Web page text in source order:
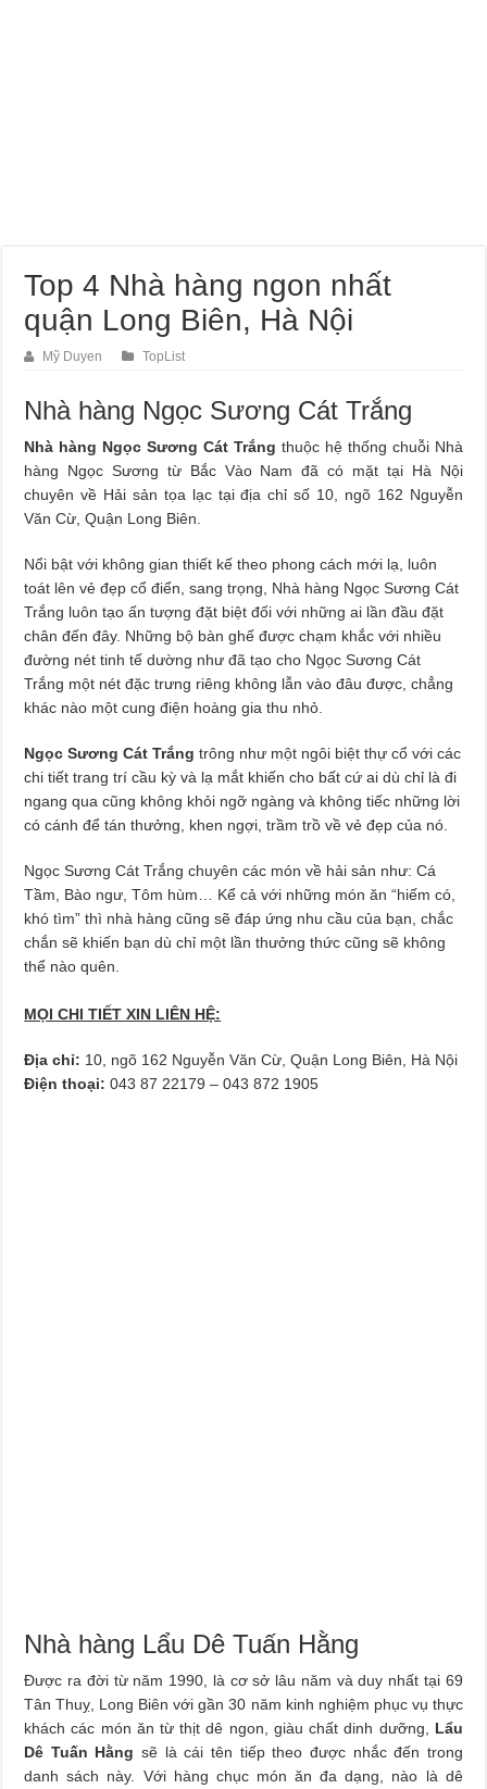
Top 4 Nhà hàng ngon nhất
quận Long Biên, Hà Nội
Mỹ Duyen TopList
Nhà hàng Ngọc Sương Cát Trắng
Nhà hàng Ngọc Sương Cát Trắng thuộc hệ thống chuỗi Nhà
hàng Ngọc Sương từ Bắc Vào Nam đã có mặt tại Hà Nội
chuyên về Hải sản tọa lạc tại địa chỉ số 10, ngõ 162 Nguyễn
Văn Cừ, Quận Long Biên.
Nổi bật với không gian thiết kế theo phong cách mới lạ, luôn
toát lên vẻ đẹp cổ điển, sang trọng, Nhà hàng Ngọc Sương Cát
Trắng luôn tạo ấn tượng đặt biệt đối với những ai lần đầu đặt
chân đến đây. Những bộ bàn ghế được chạm khắc với nhiều
đường nét tinh tế dường như đã tạo cho Ngọc Sương Cát
Trắng một nét đặc trưng riêng không lẫn vào đâu được, chẳng
khác nào một cung điện hoàng gia thu nhỏ.
Ngọc Sương Cát Trắng trông như một ngôi biệt thự cổ với các
chi tiết trang trí cầu kỳ và lạ mắt khiến cho bất cứ ai dù chỉ là đi
ngang qua cũng không khỏi ngỡ ngàng và không tiếc những lời
có cánh để tán thưởng, khen ngợi, trầm trồ về vẻ đẹp của nó.
Ngọc Sương Cát Trắng chuyên các món về hải sản như: Cá
Tầm, Bào ngư, Tôm hùm… Kể cả với những món ăn “hiếm có,
khó tìm” thì nhà hàng cũng sẽ đáp ứng nhu cầu của bạn, chắc
chắn sẽ khiến bạn dù chỉ một lần thưởng thức cũng sẽ không
thể nào quên.
MỌI CHI TIẾT XIN LIÊN HỆ:
Địa chỉ: 10, ngõ 162 Nguyễn Văn Cừ, Quận Long Biên, Hà Nội
Điện thoại: 043 87 22179 – 043 872 1905
Nhà hàng Lẩu Dê Tuấn Hằng
Được ra đời từ năm 1990, là cơ sở lâu năm và duy nhất tại 69
Tân Thuỵ, Long Biên với gần 30 năm kinh nghiệm phục vụ thực
khách các món ăn từ thịt dê ngon, giàu chất dinh dưỡng, Lẩu
Dê Tuấn Hằng sẽ là cái tên tiếp theo được nhắc đến trong
danh sách này. Với hàng chục món ăn đa dạng, nào là dê